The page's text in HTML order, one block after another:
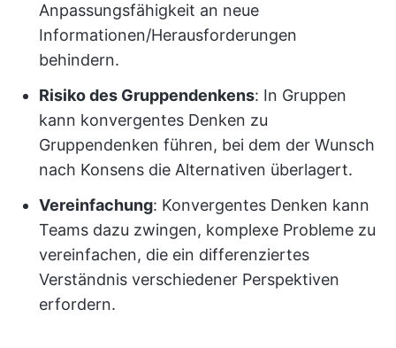
Anpassungsfähigkeit an neue
Informationen/Herausforderungen
behindern.
Risiko des Gruppendenkens: In Gruppen
kann konvergentes Denken zu
Gruppendenken führen, bei dem der Wunsch
nach Konsens die Alternativen überlagert.
Vereinfachung: Konvergentes Denken kann
Teams dazu zwingen, komplexe Probleme zu
vereinfachen, die ein differenziertes
Verständnis verschiedener Perspektiven
erfordern.